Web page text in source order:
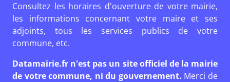
Consultez les horaires d'ouverture de votre mairie,
les informations concernant votre maire et ses
adjoints, tous les services publics de votre
commune, etc.
Datamairie.fr n'est pas un site officiel de la mairie
de votre commune, ni du gouvernement. Merci de